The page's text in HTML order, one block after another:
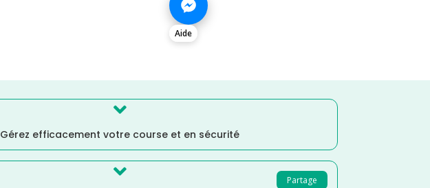
Aide

Gérez efficacement votre course et en sécurité
Partage
